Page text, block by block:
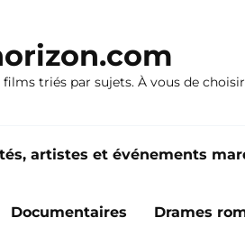
films triés par sujets. À vous de
artistes et événements
Documentaires Drames